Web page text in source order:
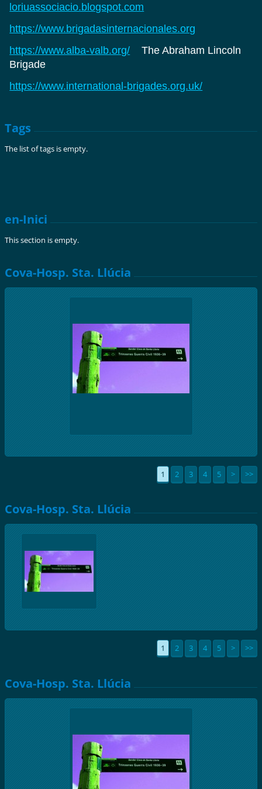
loriuassociacio.blogspot.com
https://www.brigadasinternacionales.org
https://www.alba-valb.org/ The Abraham Lincoln
Brigade
https://www.international-brigades.org.uk/
Tags
The list of tags is empty.
en-Inici
This section is empty.
Cova-Hosp. Sta. Llúcia
1 2 3 4 5 > >>
Cova-Hosp. Sta. Llúcia
1 2 3 4 5 > >>
Cova-Hosp. Sta. Llúcia